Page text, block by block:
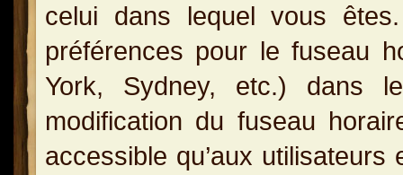
celui dans lequel vous
préférences pour le fuseau
York, Sydney, etc.) dans
modification du fuseau
accessible qu’aux